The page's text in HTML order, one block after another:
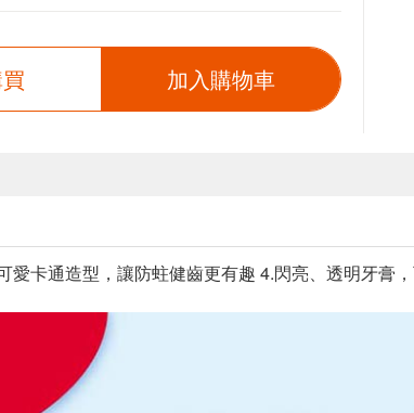
加入購物車
卡通造型，讓防蛀健齒更有趣 4.閃亮、透明牙膏